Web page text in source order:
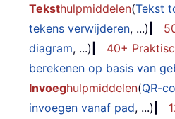
Teksthulpmiddelen(Tekst
tekens verwijderen, ...)
diagram, ...) 40+
berekenen op basis van
Invoeghulpmiddelen(QR-
invoegen vanaf pad, ...)